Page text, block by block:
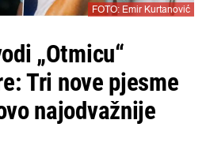
FOTO: Emir Kurtanović
„Otmicu“
Tri nove pjesme
najodvažnije